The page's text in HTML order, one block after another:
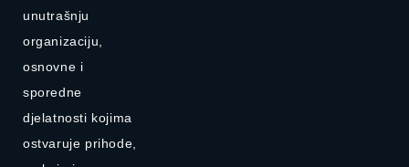
unutrašnju
organizaciju,
osnovne i
sporedne
djelatnosti kojima
ostvaruje prihode,